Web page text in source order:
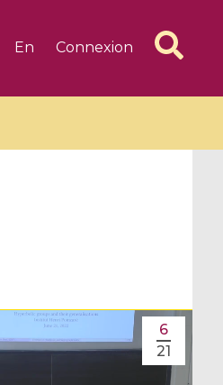
En Connexion
Residence »
to Dissipative
Systems in Infinite
and Their
6
21